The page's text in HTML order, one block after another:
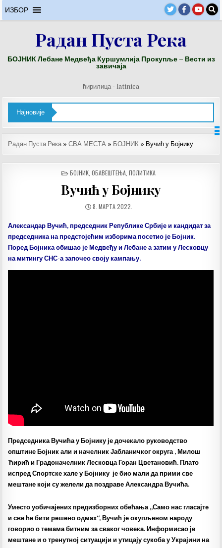
to
ИЗБОР
Радан Пуста Река
БОЈНИК Лебане Медвеђа Куршумлија Прокупље – Вести из
завичаја
ћирилица - latinica
Најновије
Радан Пуста Река»СВА МЕСТА » БОЈНИК » Вучић у Бојнику
POSTED
БОЈНИК ОБАВЕШТЕЊА ПОЛИТИКА
Вучић у Бојнику
ДАТУМ
8. МАРТА 2022.
Александар Вучић, председник Републике Србије и кандидат за
председника на предстојећим изборима посетио је Бојник.
Поред Бојника обишао је Медвеђу и Лебане а затим у Лесковцу
на митингу СНС-а започео своју кампању.
Председника Вучића у Бојнику је дочекало руководство
општине Бојник али и начелник Јабланичког округа , Милош
Ћирић и Градоначелник Лесковца Горан Цветановић. Плато
испред Спортске хале у Бојнику је био мали да прими све
мештане који су желели да поздраве Александра Вучића.
Уместо уобичајених предизборних обећања „Само нас гласајте
и све ће бити решено одмах“, Вучић је окупљеном народу
говорио о темама битним за сваког човека. Информисао је
мештане и о тренутној ситуацији и утицају сукоба у Украјини на